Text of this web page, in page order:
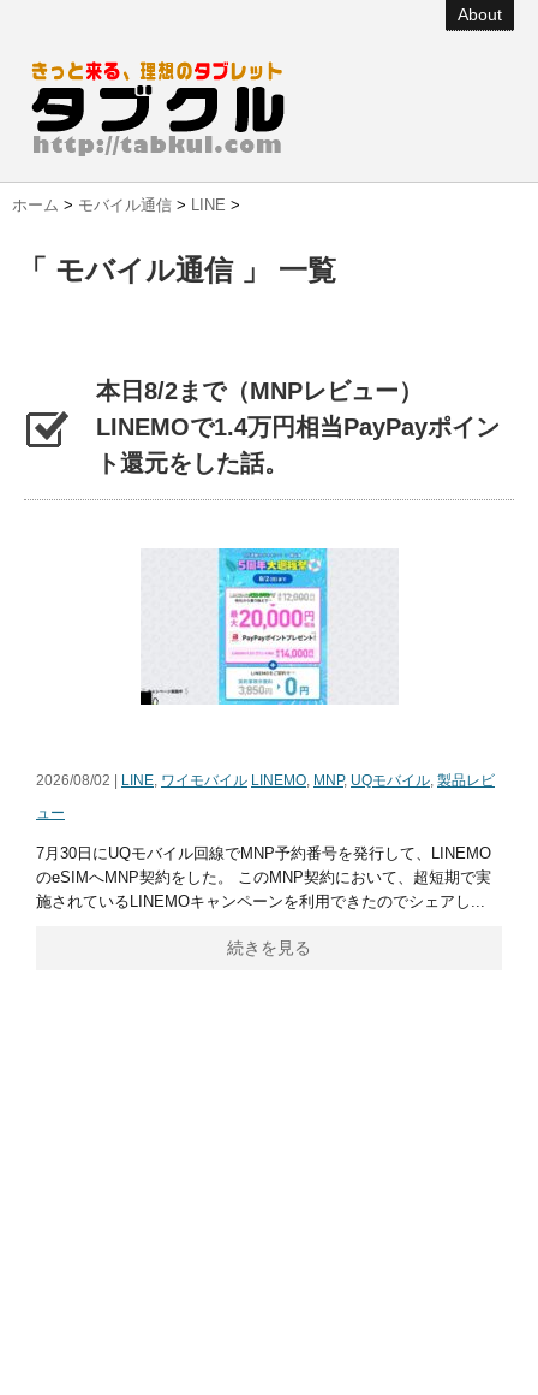
About
ホーム > モバイル通信 > LINE >
「 モバイル通信 」 一覧
本日8/2まで（MNPレビュー）
LINEMOで1.4万円相当PayPayポイン
ト還元をした話。
2026/08/02 | LINE, ワイモバイル LINEMO, MNP, UQモバイル, 製品レビ
ュー
7月30日にUQモバイル回線でMNP予約番号を発行して、LINEMO
のeSIMへMNP契約をした。 このMNP契約において、超短期で実
施されているLINEMOキャンペーンを利用できたのでシェアし...
続きを見る